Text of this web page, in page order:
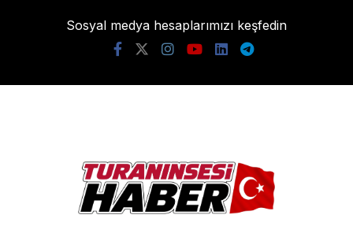
Sosyal medya hesaplarımızı keşfedin